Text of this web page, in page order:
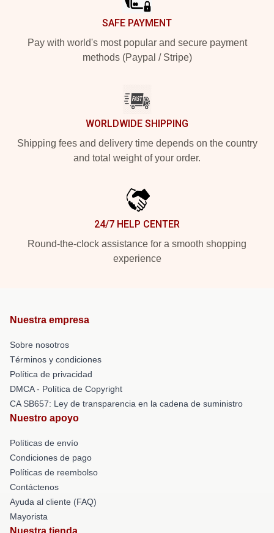
SAFE PAYMENT
Pay with world's most popular and secure payment
methods (Paypal / Stripe)
WORLDWIDE SHIPPING
Shipping fees and delivery time depends on the country
and total weight of your order.
24/7 HELP CENTER
Round-the-clock assistance for a smooth shopping
experience
Nuestra empresa
Sobre nosotros
Términos y condiciones
Política de privacidad
DMCA - Política de Copyright
CA SB657: Ley de transparencia en la cadena de suministro
Nuestro apoyo
Políticas de envío
Condiciones de pago
Políticas de reembolso
Contáctenos
Ayuda al cliente (FAQ)
Mayorista
Nuestra tienda